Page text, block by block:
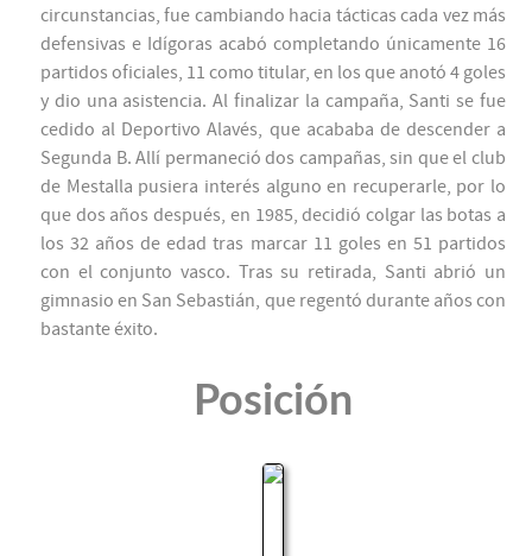
circunstancias, fue cambiando hacia tácticas cada vez más
defensivas e Idígoras acabó completando únicamente 16
partidos oficiales, 11 como titular, en los que anotó 4 goles
y dio una asistencia. Al finalizar la campaña, Santi se fue
cedido al Deportivo Alavés, que acababa de descender a
Segunda B. Allí permaneció dos campañas, sin que el club
de Mestalla pusiera interés alguno en recuperarle, por lo
que dos años después, en 1985, decidió colgar las botas a
los 32 años de edad tras marcar 11 goles en 51 partidos
con el conjunto vasco. Tras su retirada, Santi abrió un
gimnasio en San Sebastián, que regentó durante años con
bastante éxito.
Posición